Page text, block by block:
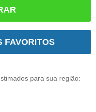
FAVORITOS
para sua região: